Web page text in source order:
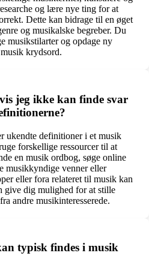
og lære nye ting for at
Dette kan bidrage til en øget
og musikalske begreber. Du
musikstilarter og opdage ny
krydsord.
jeg ikke kan finde svar
ukendte definitioner i et musik
forskellige ressourcer til at
en musik ordbog, søge online
musikkyndige venner eller
eller fora relateret til musik kan
give dig mulighed for at stille
andre musikinteresserede.
typisk findes i musik